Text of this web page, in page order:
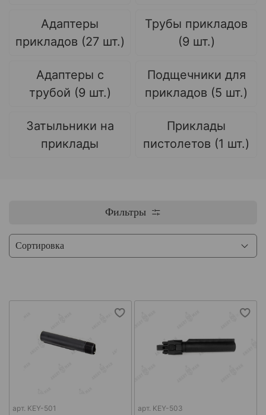
Адаптеры
прикладов (27 шт.)
Трубы прикладов
(9 шт.)
Адаптеры с
трубой (9 шт.)
Подщечники для
прикладов (5 шт.)
Затыльники на
приклады
Приклады
пистолетов (1 шт.)
Фильтры
арт. KEY-501 арт. KEY-503